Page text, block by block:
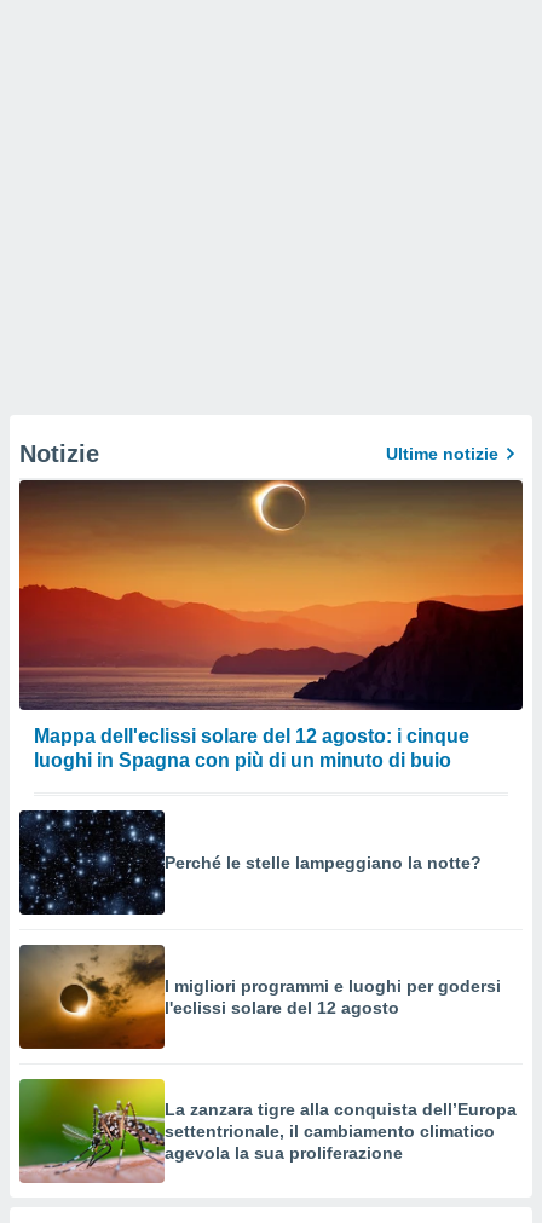
Notizie Ultime notizie
Mappa dell'eclissi solare del 12 agosto: i cinque
luoghi in Spagna con più di un minuto di buio
Perché le stelle lampeggiano la notte?
I migliori programmi e luoghi per godersi
l'eclissi solare del 12 agosto
La zanzara tigre alla conquista dell’Europa
settentrionale, il cambiamento climatico
agevola la sua proliferazione